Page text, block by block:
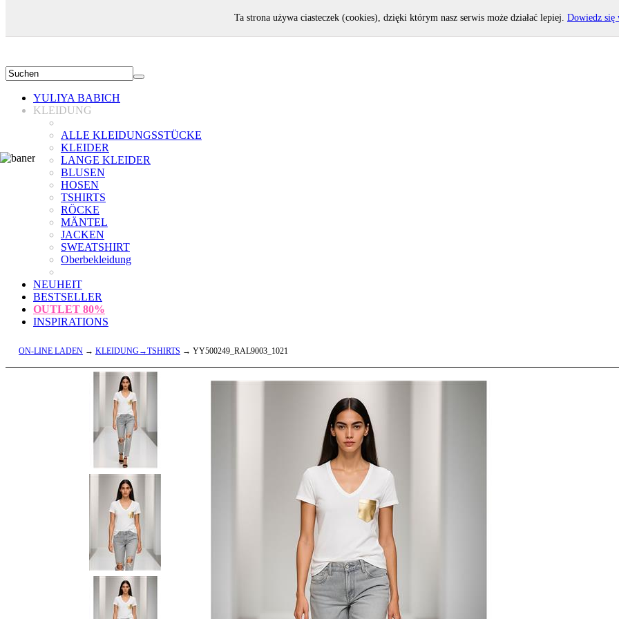
YULIYA BABICH
KLEIDUNG
ALLE KLEIDUNGSSTÜCKE
KLEIDER
LANGE KLEIDER
BLUSEN
HOSEN
TSHIRTS
RÖCKE
MÄNTEL
JACKEN
SWEATSHIRT
Oberbekleidung
NEUHEIT
BESTSELLER
OUTLET 80%
INSPIRATIONS
ON-LINE LADEN → KLEIDUNG→TSHIRTS → YY500249_RAL9003_1021
Ta strona używa ciasteczek (cookies), dzięki którym nasz serwis może działać lepiej. Dowiedz się